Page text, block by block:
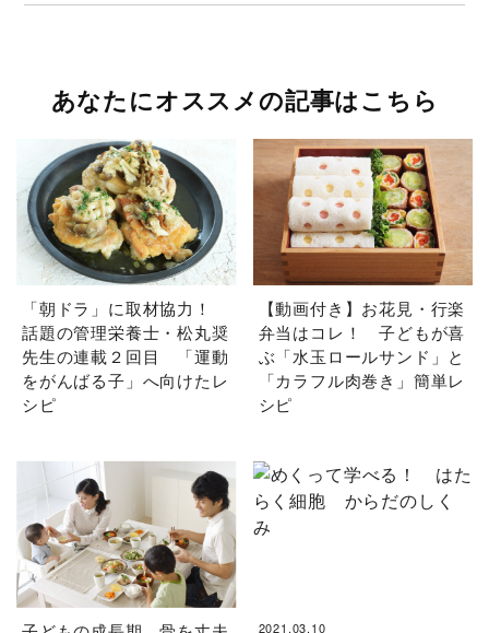
あなたにオススメの記事はこちら
「朝ドラ」に取材協力！
話題の管理栄養士・松丸奨
先生の連載２回目 「運動
をがんばる子」へ向けたレ
シピ
【動画付き】お花見・行楽
弁当はコレ！ 子どもが喜
ぶ「水玉ロールサンド」と
「カラフル肉巻き」簡単レ
シピ
2021.03.10